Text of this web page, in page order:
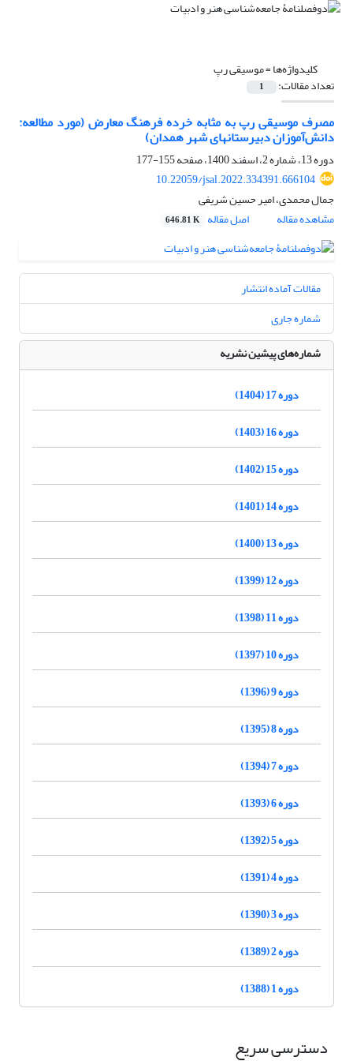
کلیدواژه‌ها =موسیقی رپ
تعداد مقالات: 1
مصرف موسیقی رپ به مثابه خرده فرهنگ معارض (مورد مطالعه:
دانش‌آموزان دبیرستانهای شهر همدان)
دوره 13، شماره 2، اسفند 1400، صفحه
155-177
10.22059/jsal.2022.334391.666104
جمال محمدی، امیر حسین شریفی
مشاهده مقاله
اصل مقاله 646.81 K
مقالات آماده انتشار
شماره جاری
شماره‌های پیشین نشریه
دوره 17 (1404)
دوره 16 (1403)
دوره 15 (1402)
دوره 14 (1401)
دوره 13 (1400)
دوره 12 (1399)
دوره 11 (1398)
دوره 10 (1397)
دوره 9 (1396)
دوره 8 (1395)
دوره 7 (1394)
دوره 6 (1393)
دوره 5 (1392)
دوره 4 (1391)
دوره 3 (1390)
دوره 2 (1389)
دوره 1 (1388)
دسترسی سریع